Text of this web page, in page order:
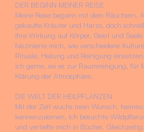
DER BEGINN MEINER REISE
Meine Reise begann mit dem Räuchern.
gekaufte Kräuter und Harze, doch
ihre Wirkung auf Körper, Geist und
faszinierte mich, wie verschiedene
Rituale, Heilung und Reinigung
ich gerne, sei es zur Raumreinigung, für
Klärung der Atmosphäre.
DIE WELT DER HEILPFLANZEN
Mit der Zeit wuchs mein Wunsch,
kennenzulernen. Ich besuchte
und vertiefte mich in Bücher.